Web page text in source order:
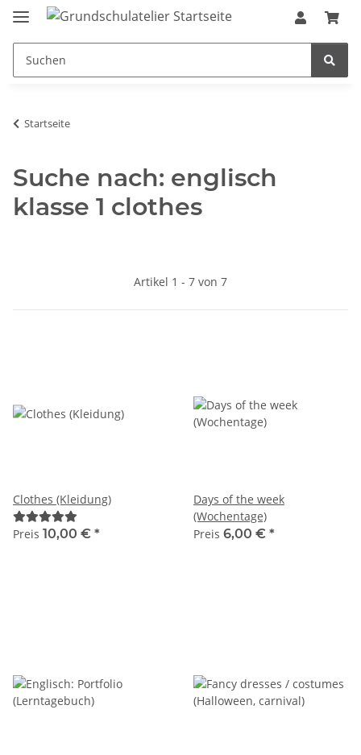
Startseite
Suche nach: englisch
klasse 1 clothes
Artikel 1 - 7 von 7
Clothes (Kleidung)
Preis 10,00 € *
Days of the week
(Wochentage)
Preis 6,00 € *